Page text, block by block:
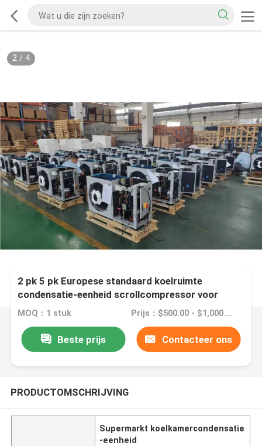
2/ 4
2 pk 5 pk Europese standaard koelruimte
condensatie-eenheid scrollcompressor voor
supermarkt
MOQ：1 stuk Prijs：$500.00 - $1,000.00/sets
Beste prijs Contacteer ons
PRODUCTOMSCHRIJVING
Supermarkt koelkamercondensatie
-eenheid